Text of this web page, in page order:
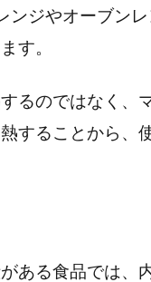
ジやオーブン
す。
るのではなく、
することから、
ある食品では、